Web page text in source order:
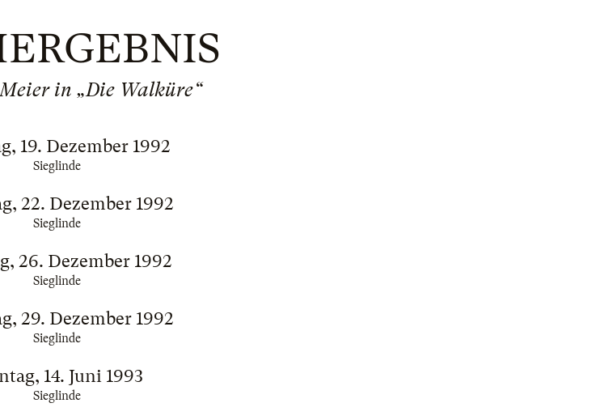
in „Die Walküre“
19. Dezember 1992
Sieglinde
22. Dezember 1992
Sieglinde
26. Dezember 1992
Sieglinde
29. Dezember 1992
Sieglinde
14. Juni 1993
Sieglinde